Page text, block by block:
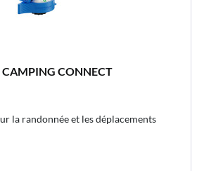
CONNECT
la randonnée et les déplacements